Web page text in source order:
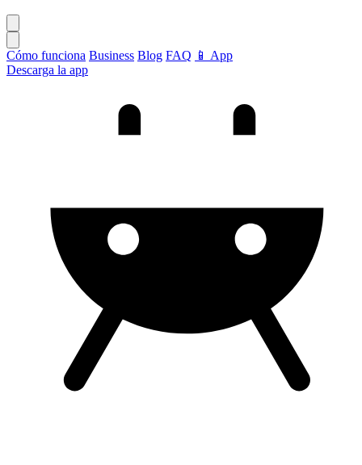
Cómo funciona Business Blog FAQ 📱 App
Descarga la app